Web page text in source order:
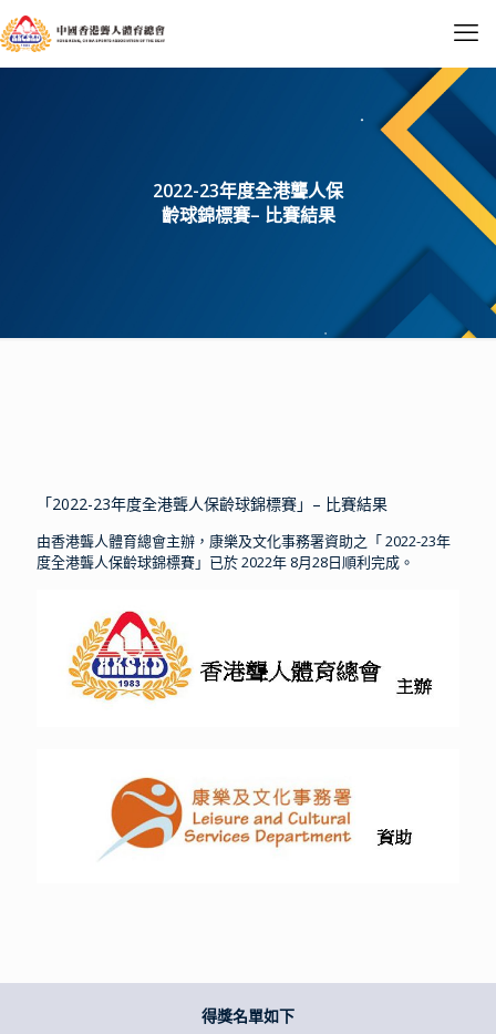
2022-23年度全港聾人保
齡球錦標賽– 比賽結果
「2022-23年度全港聾人保齡球錦標賽」– 比賽結果
由香港聾人體育總會主辦，康樂及文化事務署資助之「 2022-23年
度全港聾人保齡球錦標賽」已於 2022年 8月28日順利完成。
得獎名單如下